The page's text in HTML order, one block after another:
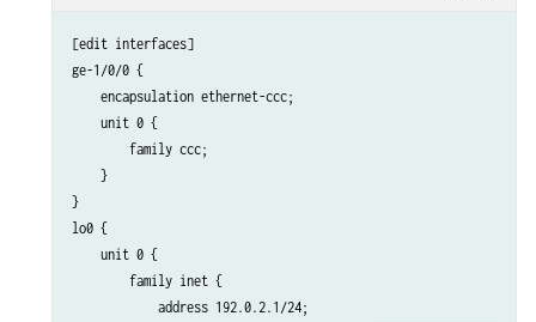
        }
[edit interfaces]
ge-1/0/0 {
    encapsulation ethernet-ccc;
    unit 0 {
        family ccc;
    }
}
lo0 {
    unit 0 {
        family inet {
            address 192.0.2.1/24;